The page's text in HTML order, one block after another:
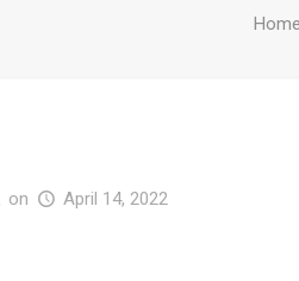
Home
on April 14, 2022